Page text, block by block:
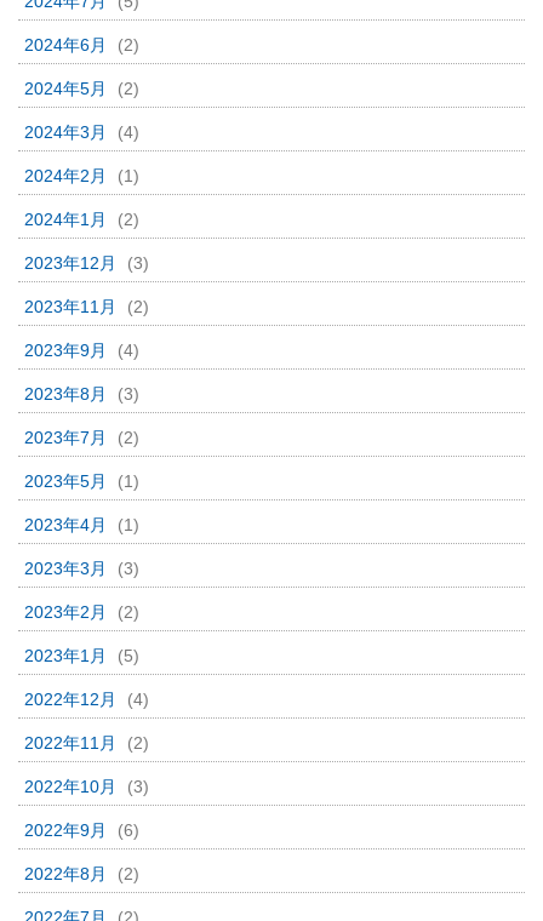
2024年6月 (2)
2024年5月 (2)
2024年3月 (4)
2024年2月 (1)
2024年1月 (2)
2023年12月 (3)
2023年11月 (2)
2023年9月 (4)
2023年8月 (3)
2023年7月 (2)
2023年5月 (1)
2023年4月 (1)
2023年3月 (3)
2023年2月 (2)
2023年1月 (5)
2022年12月 (4)
2022年11月 (2)
2022年10月 (3)
2022年9月 (6)
2022年8月 (2)